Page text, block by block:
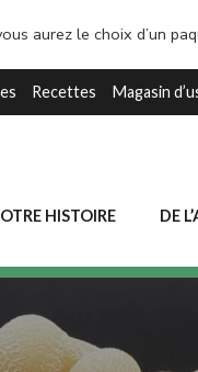
aurez le choix d’un
Recettes Magasin
HISTOIRE DE